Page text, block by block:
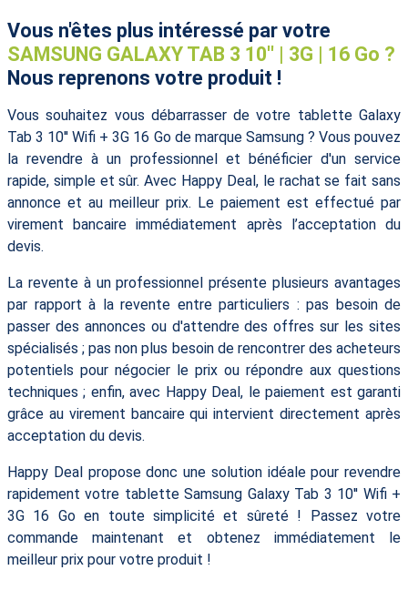
Vous n'êtes plus intéressé par votre
SAMSUNG GALAXY TAB 3 10'' | 3G | 16 Go ?
Nous reprenons votre produit !
Vous souhaitez vous débarrasser de votre tablette Galaxy
Tab 3 10'' Wifi + 3G 16 Go de marque Samsung ? Vous pouvez
la revendre à un professionnel et bénéficier d'un service
rapide, simple et sûr. Avec Happy Deal, le rachat se fait sans
annonce et au meilleur prix. Le paiement est effectué par
virement bancaire immédiatement après l’acceptation du
devis.
La revente à un professionnel présente plusieurs avantages
par rapport à la revente entre particuliers : pas besoin de
passer des annonces ou d'attendre des offres sur les sites
spécialisés ; pas non plus besoin de rencontrer des acheteurs
potentiels pour négocier le prix ou répondre aux questions
techniques ; enfin, avec Happy Deal, le paiement est garanti
grâce au virement bancaire qui intervient directement après
acceptation du devis.
Happy Deal propose donc une solution idéale pour revendre
rapidement votre tablette Samsung Galaxy Tab 3 10'' Wifi +
3G 16 Go en toute simplicité et sûreté ! Passez votre
commande maintenant et obtenez immédiatement le
meilleur prix pour votre produit !